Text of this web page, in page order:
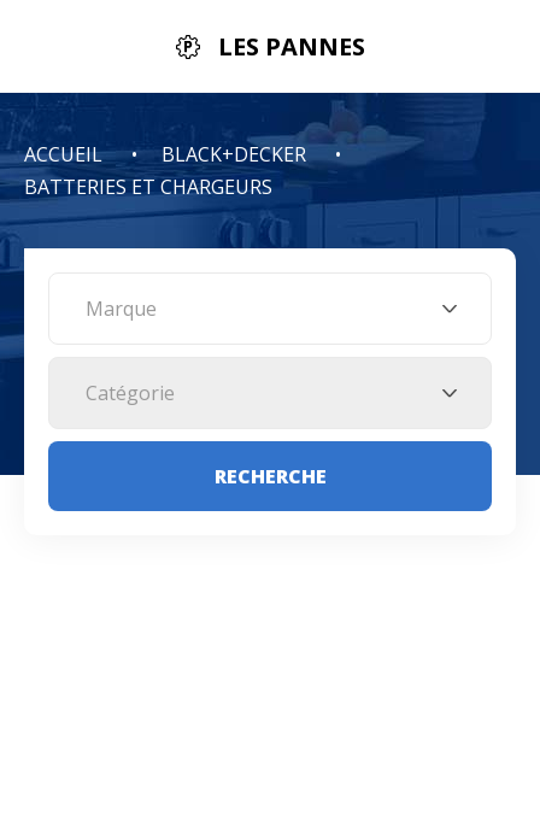
LES PANNES
ACCUEIL
BLACK+DECKER
BATTERIES ET CHARGEURS
Marque
Catégorie
RECHERCHE